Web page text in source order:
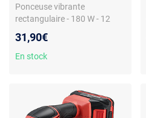
Ponceuse vibrante
rectangulaire - 180 W - 12
fixation - sac à poussière -
filaire
31,90€
En stock